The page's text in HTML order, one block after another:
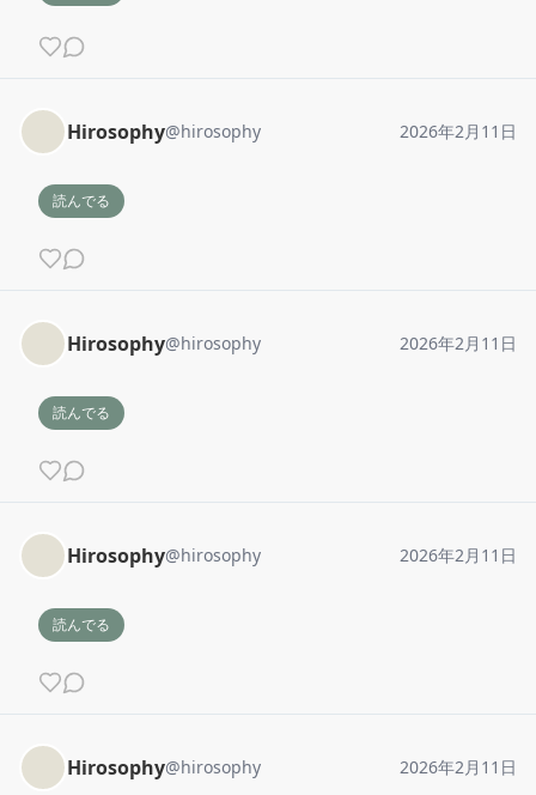
Hirosophy@hirosophy 2026年2月11日
読んでる
Hirosophy@hirosophy 2026年2月11日
読んでる
Hirosophy@hirosophy 2026年2月11日
読んでる
Hirosophy@hirosophy 2026年2月11日